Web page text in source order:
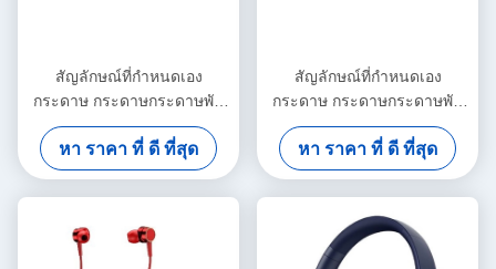
สัญลักษณ์ที่กําหนดเอง
กระดาษ กระดาษกระดาษพับ
ขาว / ดํา / ทองแดง กล่องของ
ขวัญแม่เหล็กหรู
หา ราคา ที่ ดี ที่สุด
สัญลักษณ์ที่กําหนดเอง
กระดาษ กระดาษกระดาษพับ
ขาว / ดํา / ทองแดง กล่องของ
ขวัญแม่เหล็กหรู
หา ราคา ที่ ดี ที่สุด